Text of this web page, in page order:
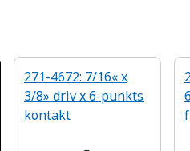
271-4672: 7/16« x
3/8» driv x 6-punkts
kontakt